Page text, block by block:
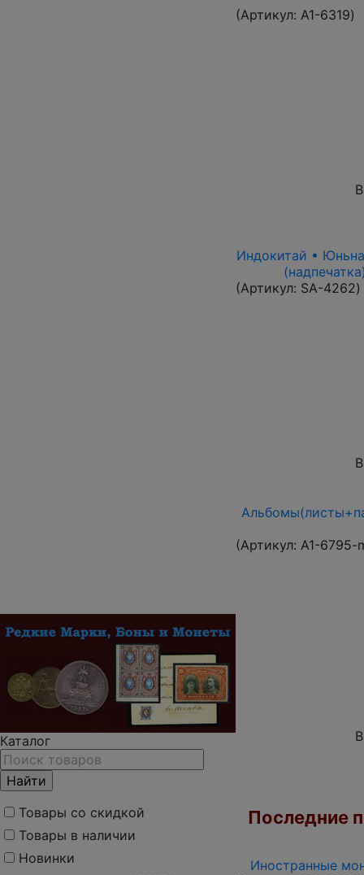
Каталог
Товары со скидкой
Товары в наличии
Новинки
(Артикул: A1-6319)
Индокитай •
(Артикул: SA-4262)
(Артикул: A1-6795-
Последние
Иностранные